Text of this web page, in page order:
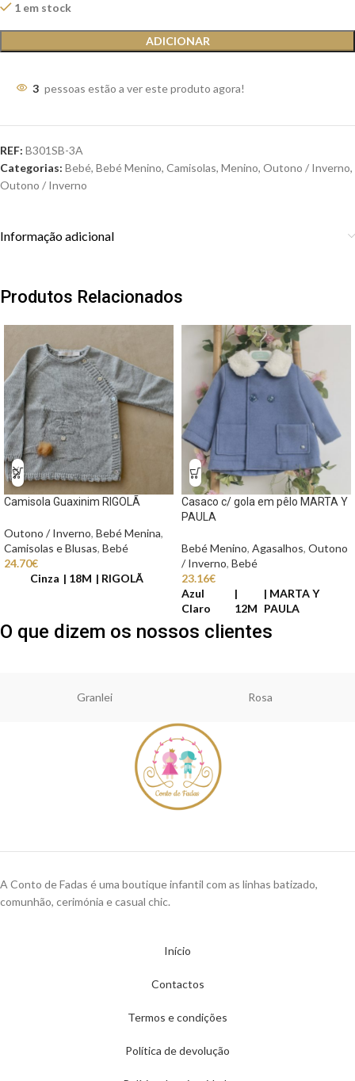
1 em stock
ADICIONAR
3 pessoas estão a ver este produto agora!
REF: B301SB-3A
Categorias: Bebé, Bebé Menino, Camisolas, Menino, Outono / Inverno,
Outono / Inverno
Informação adicional
Produtos Relacionados
Camisola Guaxinim RIGOLÃ
Outono / Inverno, Bebé Menina,
Camisolas e Blusas, Bebé
24.70€
Cinza
18M RIGOLÃ
Casaco c/ gola em pêlo MARTA Y
PAULA
Bebé Menino, Agasalhos, Outono
/ Inverno, Bebé
23.16€
Azul
Claro
12M
MARTA Y
PAULA
O que dizem os nossos clientes
Granlei Rosa
A Conto de Fadas é uma boutique infantil com as linhas batizado,
comunhão, cerimónia e casual chic.
Início
Contactos
Termos e condições
Política de devolução